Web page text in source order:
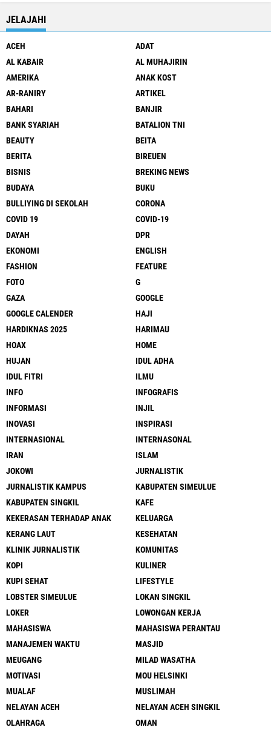
JELAJAHI
ACEH
ADAT
AL KABAIR
AL MUHAJIRIN
AMERIKA
ANAK KOST
AR-RANIRY
ARTIKEL
BAHARI
BANJIR
BANK SYARIAH
BATALION TNI
BEAUTY
BEITA
BERITA
BIREUEN
BISNIS
BREKING NEWS
BUDAYA
BUKU
BULLIYING DI SEKOLAH
CORONA
COVID 19
COVID-19
DAYAH
DPR
EKONOMI
ENGLISH
FASHION
FEATURE
FOTO
G
GAZA
GOOGLE
GOOGLE CALENDER
HAJI
HARDIKNAS 2025
HARIMAU
HOAX
HOME
HUJAN
IDUL ADHA
IDUL FITRI
ILMU
INFO
INFOGRAFIS
INFORMASI
INJIL
INOVASI
INSPIRASI
INTERNASIONAL
INTERNASONAL
IRAN
ISLAM
JOKOWI
JURNALISTIK
JURNALISTIK KAMPUS
KABUPATEN SIMEULUE
KABUPATEN SINGKIL
KAFE
KEKERASAN TERHADAP ANAK
KELUARGA
KERANG LAUT
KESEHATAN
KLINIK JURNALISTIK
KOMUNITAS
KOPI
KULINER
KUPI SEHAT
LIFESTYLE
LOBSTER SIMEULUE
LOKAN SINGKIL
LOKER
LOWONGAN KERJA
MAHASISWA
MAHASISWA PERANTAU
MANAJEMEN WAKTU
MASJID
MEUGANG
MILAD WASATHA
MOTIVASI
MOU HELSINKI
MUALAF
MUSLIMAH
NELAYAN ACEH
NELAYAN ACEH SINGKIL
OLAHRAGA
OMAN